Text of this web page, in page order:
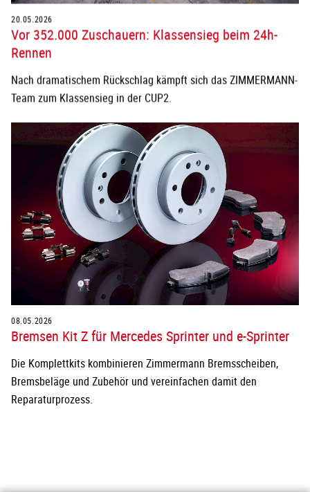
20.05.2026
Vor 352.000 Zuschauern: Klassensieg beim 24h-
Rennen
Nach dramatischem Rückschlag kämpft sich das ZIMMERMANN-
Team zum Klassensieg in der CUP2.
08.05.2026
Bremsen Kit Z für Mercedes Sprinter und e-Sprinter
Die Komplettkits kombinieren Zimmermann Bremsscheiben,
Bremsbeläge und Zubehör und vereinfachen damit den
Reparaturprozess.